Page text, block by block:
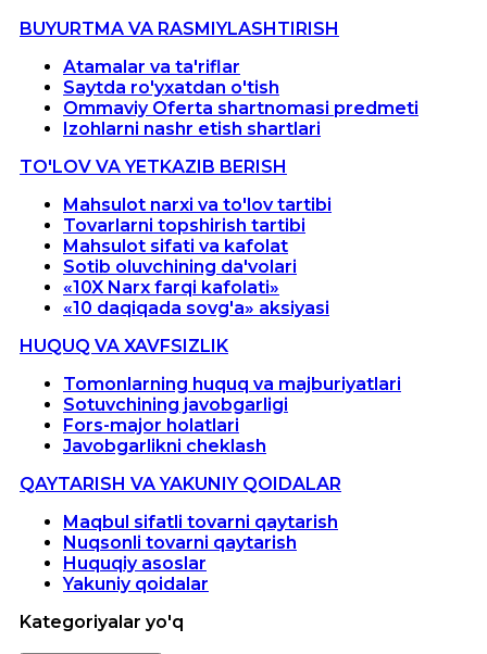
BUYURTMA VA RASMIYLASHTIRISH
Atamalar va ta'riflar
Saytda ro'yxatdan o'tish
Ommaviy Oferta shartnomasi predmeti
Izohlarni nashr etish shartlari
TO'LOV VA YETKAZIB BERISH
Mahsulot narxi va to'lov tartibi
Tovarlarni topshirish tartibi
Mahsulot sifati va kafolat
Sotib oluvchining da'volari
«10X Narx farqi kafolati»
«10 daqiqada sovg'a» aksiyasi
HUQUQ VA XAVFSIZLIK
Tomonlarning huquq va majburiyatlari
Sotuvchining javobgarligi
Fors-major holatlari
Javobgarlikni cheklash
QAYTARISH VA YAKUNIY QOIDALAR
Maqbul sifatli tovarni qaytarish
Nuqsonli tovarni qaytarish
Huquqiy asoslar
Yakuniy qoidalar
Kategoriyalar yo'q